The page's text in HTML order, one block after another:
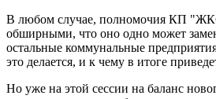
В любом случае, полномочия КП
обширными, что оно одно может
остальные коммунальные
это делается, и к чему в итоге
Но уже на этой сессии на баланс